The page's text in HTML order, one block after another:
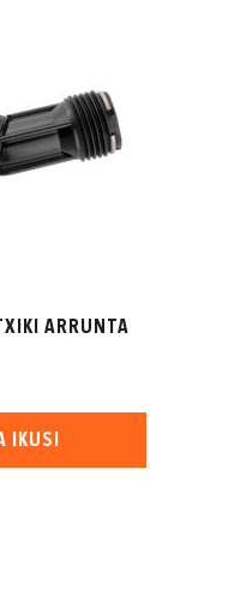
ARRUNTA
IKUSI